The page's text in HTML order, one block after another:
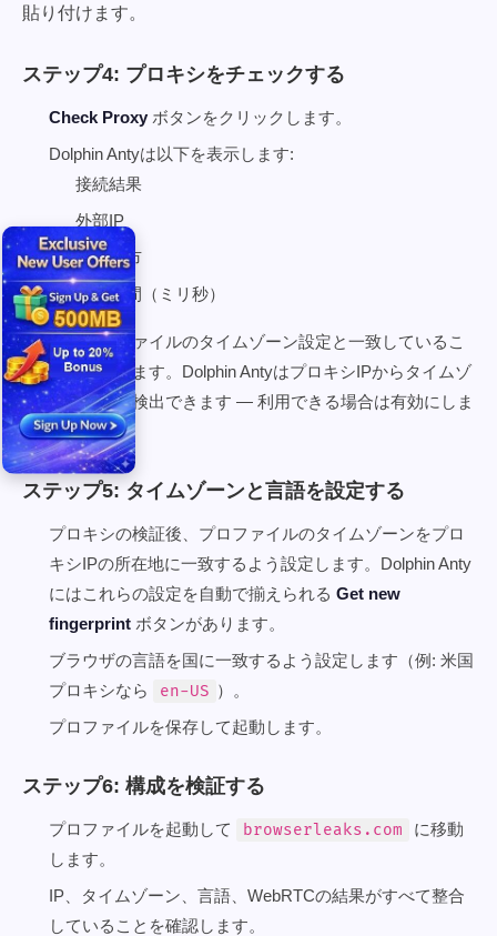
貼り付けます。
ステップ4: プロキシをチェックする
Check Proxy ボタンをクリックします。
Dolphin Antyは以下を表示します:
接続結果
外部IP
国と都市
応答時間（ミリ秒）
国がプロファイルのタイムゾーン設定と一致しているこ
とを確認します。Dolphin AntyはプロキシIPからタイムゾ
ーンを自動検出できます — 利用できる場合は有効にしま
す。
ステップ5: タイムゾーンと言語を設定する
プロキシの検証後、プロファイルのタイムゾーンをプロ
キシIPの所在地に一致するよう設定します。Dolphin Anty
にはこれらの設定を自動で揃えられる Get new
fingerprint ボタンがあります。
ブラウザの言語を国に一致するよう設定します（例: 米国
プロキシなら
en-US ）。
プロファイルを保存して起動します。
ステップ6: 構成を検証する
プロファイルを起動して browserleaks.com
に移動
します。
IP、タイムゾーン、言語、WebRTCの結果がすべて整合
していることを確認します。